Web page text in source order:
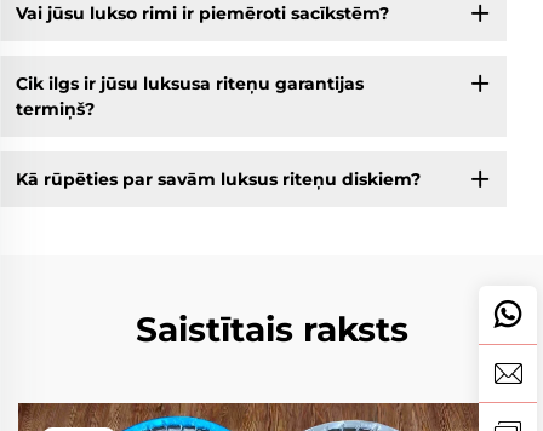
Vai jūsu lukso rimi ir piemēroti sacīkstēm?
Cik ilgs ir jūsu luksusa riteņu garantijas
termiņš?
Kā rūpēties par savām luksus riteņu diskiem?
Saistītais raksts